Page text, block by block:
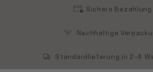
Sichere Bezahlung
Nachhaltige
Standardlieferung in 2-4